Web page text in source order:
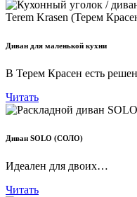
Диван для маленькой кухни
В Терем Красен есть
Читать
Диван SOLO (СОЛО)
Идеален для двоих…
Читать